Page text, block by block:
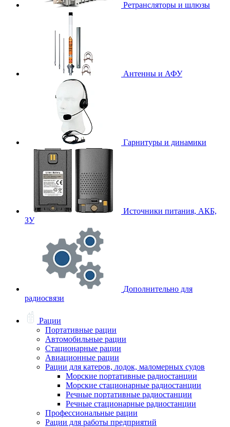
Ретрансляторы и шлюзы
Антенны и АФУ
Гарнитуры и динамики
Источники питания, АКБ,
ЗУ
Дополнительно для
радиосвязи
Рации
Портативные рации
Автомобильные рации
Стационарные рации
Авиационные рации
Рации для катеров, лодок, маломерных судов
Морские портативные радиостанции
Морские стационарные радиостанции
Речные портативные радиостанции
Речные стационарные радиостанции
Профессиональные рации
Рации для работы предприятий